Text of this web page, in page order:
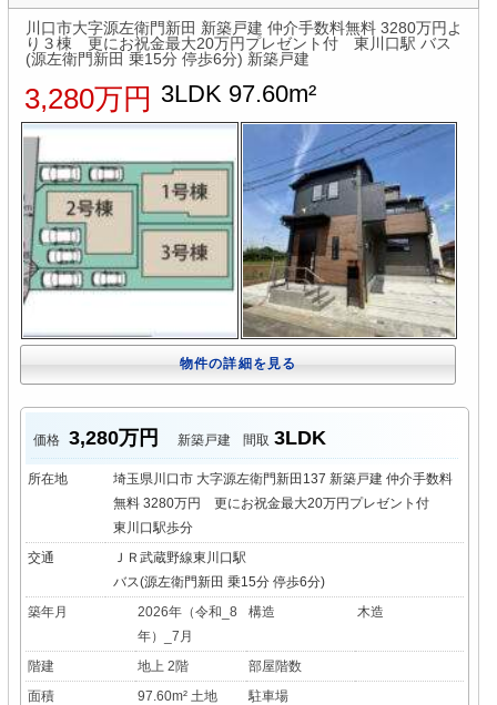
川口市大字源左衛門新田 新築戸建 仲介手数料無料 3280万円よ
り３棟 更にお祝金最大20万円プレゼント付 東川口駅 バス
(源左衛門新田 乗15分 停歩6分) 新築戸建
3,280万円 3LDK 97.60m²
物件の詳細を見る
価格 3,280万円 新築戸建 間取 3LDK
所在地
埼玉県川口市 大字源左衛門新田137 新築戸建 仲介手数料
無料 3280万円 更にお祝金最大20万円プレゼント付
東川口駅歩分
交通
ＪＲ武蔵野線東川口駅
バス(源左衛門新田 乗15分 停歩6分)
築年月
2026年（令和_8
年）_7月
構造 木造
階建 地上 2階
部屋階数
面積
97.60m² 土地
駐車場